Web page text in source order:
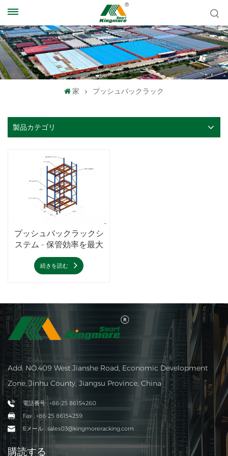
家 プッシュバックラック
製品カテゴリ
プッシュバックラックシ
ステム - 保管効率を最大
化
続きを読む
Add: NO.409 West Jianshe Road, Economic Development
Zone, Jinhu County, Jiangsu Province, China
電話番号 : +86-25 86154260
Fax : +86-25 86154259
Eメール : sales03@kingmoreracking.com
購読する